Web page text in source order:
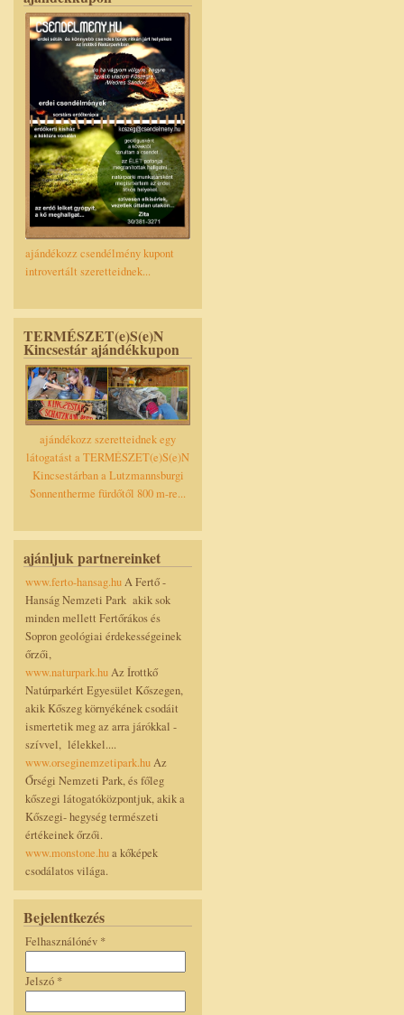
ajándékozz csendélmény kupont
introvertált szeretteidnek...
TERMÉSZET(e)S(e)N
Kincsestár ajándékkupon
ajándékozz szeretteidnek egy
látogatást a TERMÉSZET(e)S(e)N
Kincsestárban a Lutzmannsburgi
Sonnentherme fürdőtől 800 m-re...
ajánljuk partnereinket
www.ferto-hansag.huA Fertő -
Hanság Nemzeti Park akik sok
minden mellett Fertőrákos és
Sopron geológiai érdekességeinek
őrzői,
www.naturpark.huAz Írottkő
Natúrparkért Egyesület Kőszegen,
akik Kőszeg környékének csodáit
ismertetik meg az arra járókkal -
szívvel, lélekkel....
www.orseginemzetipark.huAz
Őrségi Nemzeti Park, és főleg
kőszegi látogatóközpontjuk, akik a
Kőszegi- hegység természeti
értékeinek őrzői.
www.monstone.hua kőképek
csodálatos világa.
Bejelentkezés
Felhasználónév *
Jelszó *